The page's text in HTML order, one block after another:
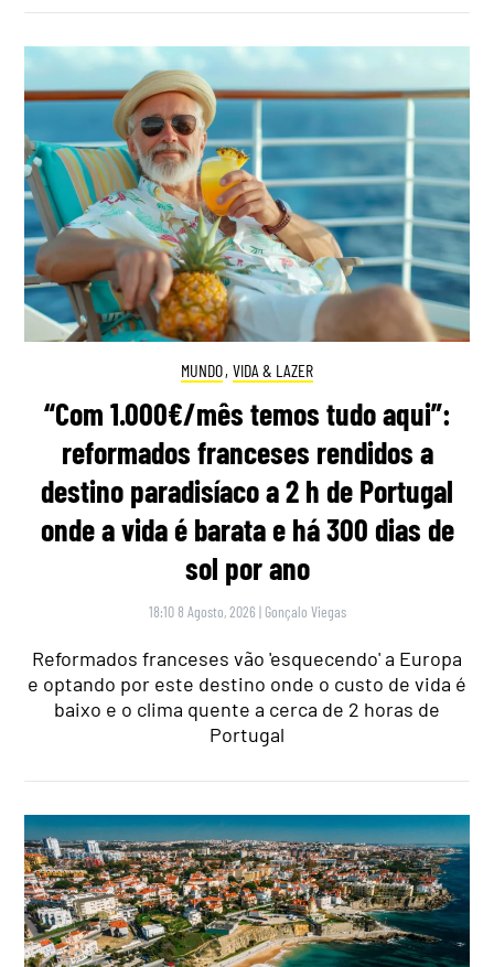
MUNDO, VIDA & LAZER
“Com 1.000€/mês temos tudo aqui”:
reformados franceses rendidos a
destino paradisíaco a 2 h de Portugal
onde a vida é barata e há 300 dias de
sol por ano
18:10 8 Agosto, 2026 | Gonçalo Viegas
Reformados franceses vão 'esquecendo' a Europa
e optando por este destino onde o custo de vida é
baixo e o clima quente a cerca de 2 horas de
Portugal